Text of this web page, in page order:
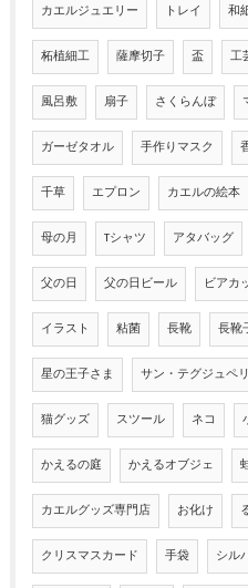
カエルジュエリー トレイ 和
柘植細工 薩摩切子 盃 工
風呂敷 扇子 さくらんぼ
ガーゼタオル 手作りマスク
千草 エプロン カエルの絵本
母の月 Tシャツ アタバッグ
父の日 父の日ビール ビアカ
イラスト 粘菌 長靴 長靴
星の王子さま サン・テグジュペリ
猫グッズ スツール ネコ
かえるの庭 かえるオブジェ
カエルグッズ専門店 お化け
クリスマスカード 手袋 シル